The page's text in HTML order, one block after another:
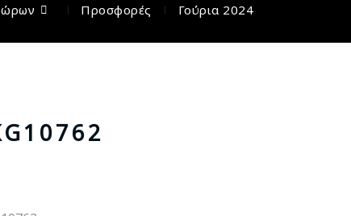
Προσφορές Γούρια 2024